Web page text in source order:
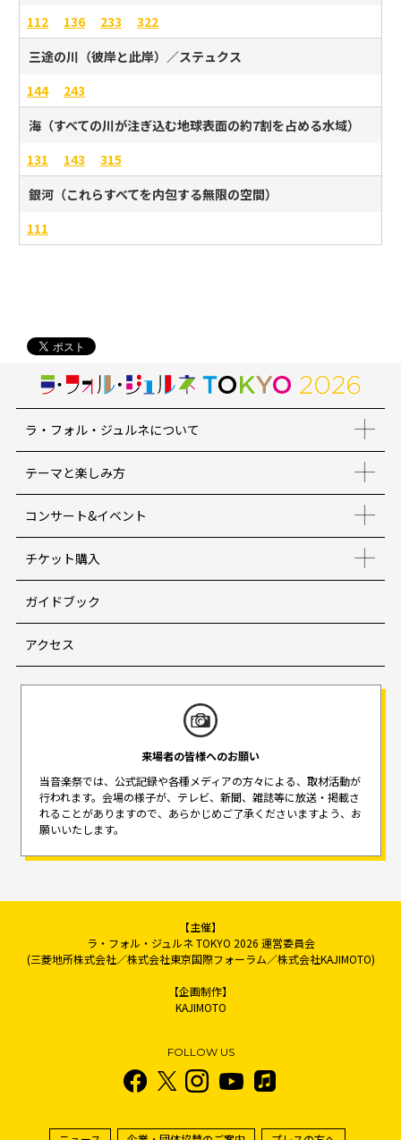
112
136 233
322
三途の川（彼岸と此岸）／ステュクス
144
243
海（すべての川が注ぎ込む地球表面の約7割を占める水域）
131
143
315
銀河（これらすべてを内包する無限の空間）
111
ラ・フォル・ジュルネについて
テーマと楽しみ方
コンサート&イベント
チケット購入
ガイドブック
アクセス
来場者の皆様へのお願い
当音楽祭では、公式記録や各種メディアの方々による、取材活動が
行われます。 会場の様子が、テレビ、新聞、雑誌等に放送・掲載さ
れることがありますので、 あらかじめご了承くださいますよう、お
願いいたします。
【主催】
ラ・フォル・ジュルネ TOKYO 2026 運営委員会
(三菱地所株式会社／株式会社東京国際フォーラム／株式会社KAJIMOTO)
【企画制作】
KAJIMOTO
FOLLOW US